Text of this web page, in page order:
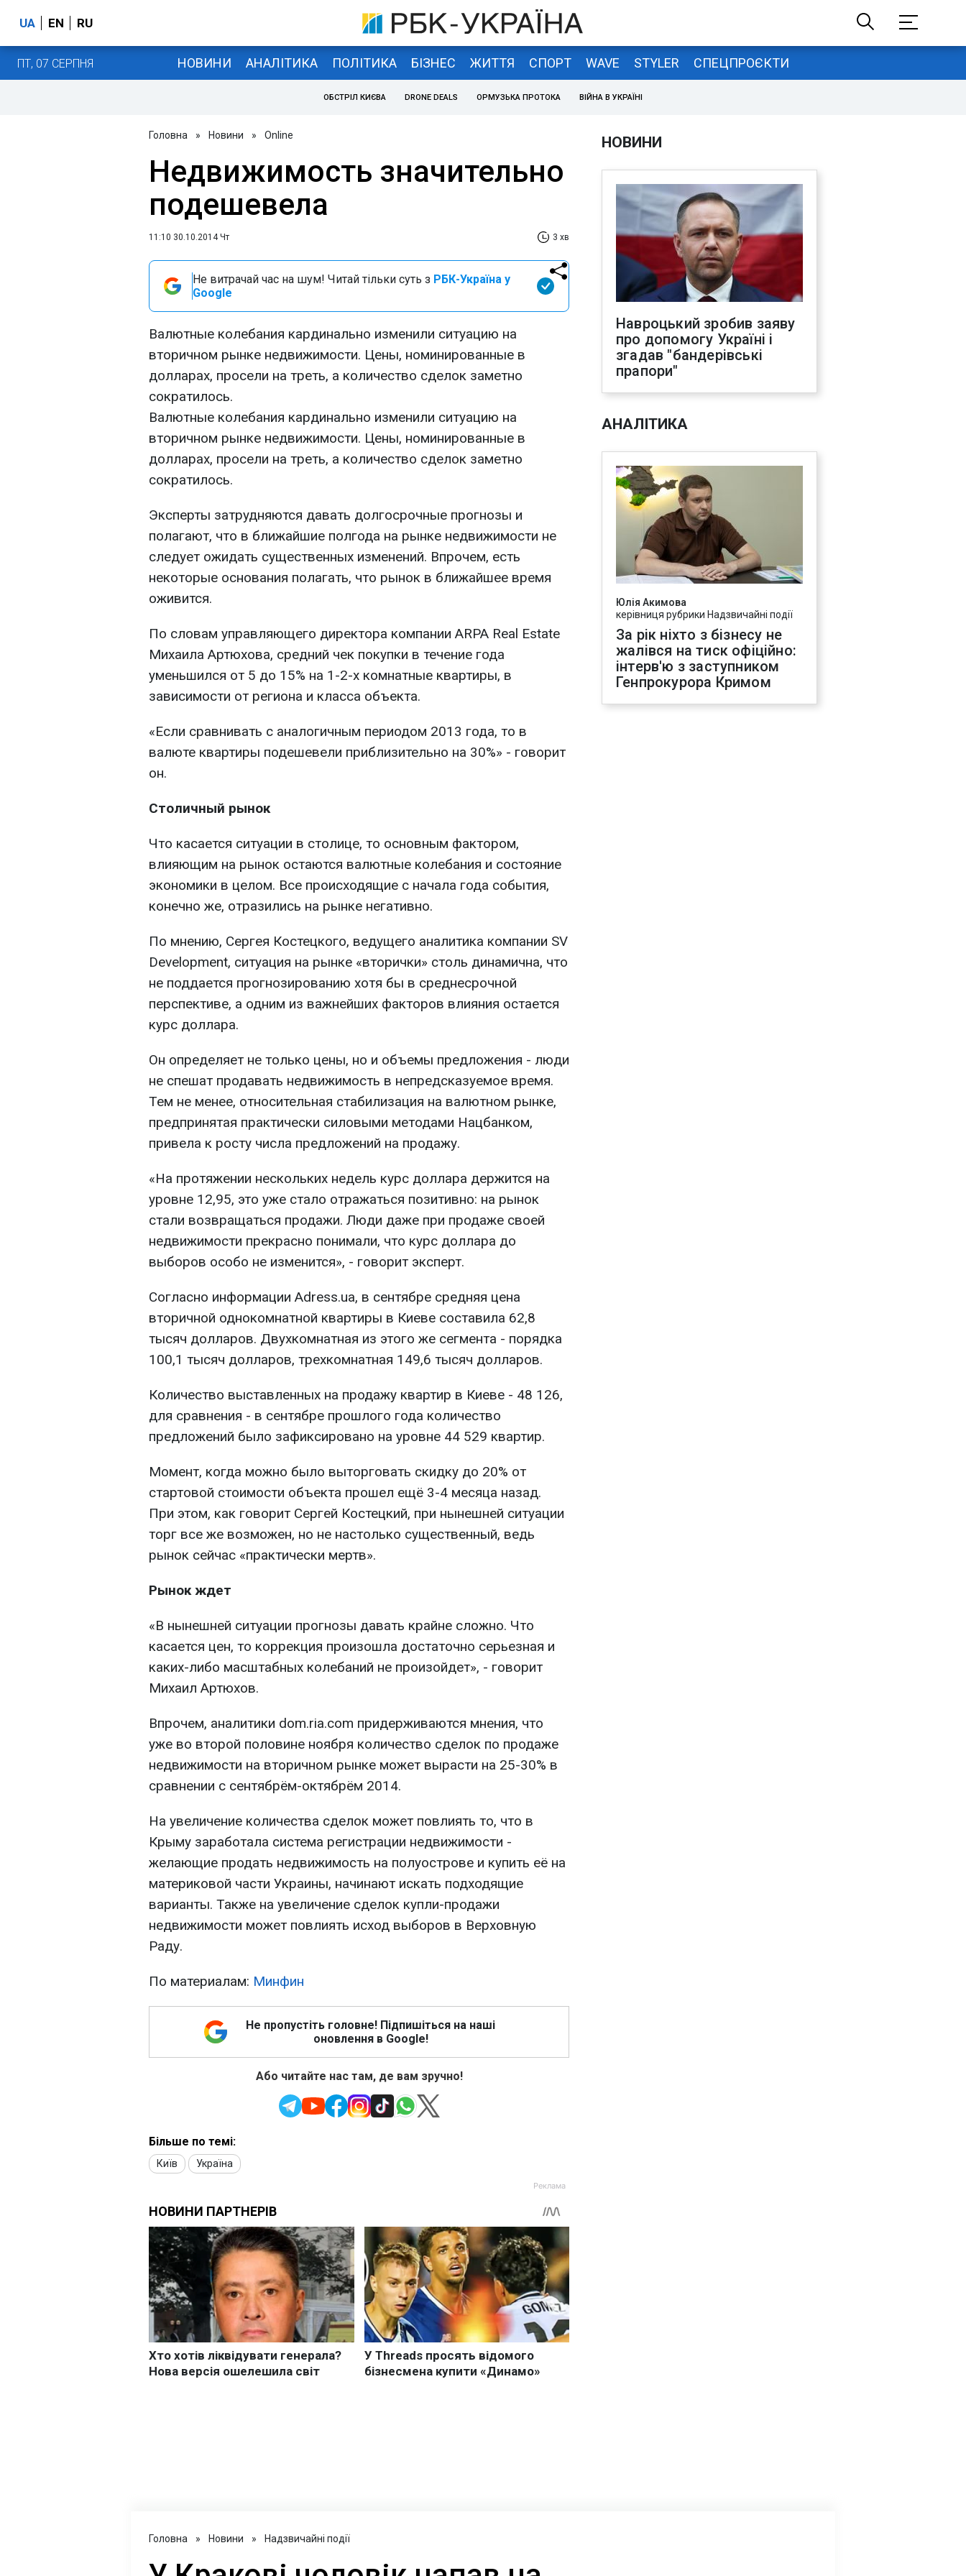
UA EN RU
ПТ, 07 СЕРПНЯ НОВИНИ АНАЛІТИКА ПОЛІТИКА БІЗНЕС ЖИТТЯ СПОРТ WAVE STYLER СПЕЦПРОЄКТИ
ОБСТРІЛ КИЄВА DRONE DEALS ОРМУЗЬКА ПРОТОКА ВІЙНА В УКРАЇНІ
Головна » Новини » Online
Недвижимость значительно
подешевела
11:10 30.10.2014 Чт 3 хв
Не витрачай час на шум! Читай тільки суть з РБК-Україна у
Google
Валютные колебания кардинально изменили ситуацию на
вторичном рынке недвижимости. Цены, номинированные в
долларах, просели на треть, а количество сделок заметно
сократилось.
Валютные колебания кардинально изменили ситуацию на
вторичном рынке недвижимости. Цены, номинированные в
долларах, просели на треть, а количество сделок заметно
сократилось.
Эксперты затрудняются давать долгосрочные прогнозы и
полагают, что в ближайшие полгода на рынке недвижимости не
следует ожидать существенных изменений. Впрочем, есть
некоторые основания полагать, что рынок в ближайшее время
оживится.
По словам управляющего директора компании ARPA Real Estate
Михаила Артюхова, средний чек покупки в течение года
уменьшился от 5 до 15% на 1-2-х комнатные квартиры, в
зависимости от региона и класса объекта.
«Если сравнивать с аналогичным периодом 2013 года, то в
валюте квартиры подешевели приблизительно на 30%» - говорит
он.
Столичный рынок
Что касается ситуации в столице, то основным фактором,
влияющим на рынок остаются валютные колебания и состояние
экономики в целом. Все происходящие с начала года события,
конечно же, отразились на рынке негативно.
По мнению, Сергея Костецкого, ведущего аналитика компании SV
Development, ситуация на рынке «вторички» столь динамична, что
не поддается прогнозированию хотя бы в среднесрочной
перспективе, а одним из важнейших факторов влияния остается
курс доллара.
Он определяет не только цены, но и объемы предложения - люди
не спешат продавать недвижимость в непредсказуемое время.
Тем не менее, относительная стабилизация на валютном рынке,
предпринятая практически силовыми методами Нацбанком,
привела к росту числа предложений на продажу.
«На протяжении нескольких недель курс доллара держится на
уровне 12,95, это уже стало отражаться позитивно: на рынок
стали возвращаться продажи. Люди даже при продаже своей
недвижимости прекрасно понимали, что курс доллара до
выборов особо не изменится», - говорит эксперт.
Согласно информации Adress.ua, в сентябре средняя цена
вторичной однокомнатной квартиры в Киеве составила 62,8
тысяч долларов. Двухкомнатная из этого же сегмента - порядка
100,1 тысяч долларов, трехкомнатная 149,6 тысяч долларов.
Количество выставленных на продажу квартир в Киеве - 48 126,
для сравнения - в сентябре прошлого года количество
предложений было зафиксировано на уровне 44 529 квартир.
Момент, когда можно было выторговать скидку до 20% от
стартовой стоимости объекта прошел ещё 3-4 месяца назад.
При этом, как говорит Сергей Костецкий, при нынешней ситуации
торг все же возможен, но не настолько существенный, ведь
рынок сейчас «практически мертв».
Рынок ждет
«В нынешней ситуации прогнозы давать крайне сложно. Что
касается цен, то коррекция произошла достаточно серьезная и
каких-либо масштабных колебаний не произойдет», - говорит
Михаил Артюхов.
Впрочем, аналитики dom.ria.com придерживаются мнения, что
уже во второй половине ноября количество сделок по продаже
недвижимости на вторичном рынке может вырасти на 25-30% в
сравнении с сентябрём-октябрём 2014.
На увеличение количества сделок может повлиять то, что в
Крыму заработала система регистрации недвижимости -
желающие продать недвижимость на полуострове и купить её на
материковой части Украины, начинают искать подходящие
варианты. Также на увеличение сделок купли-продажи
недвижимости может повлиять исход выборов в Верховную
Раду.
По материалам: Минфин
Не пропустіть головне! Підпишіться на наші
оновлення в Google!
Або читайте нас там, де вам зручно!
Більше по темі:
Київ Україна
НОВИНИ
Навроцький зробив заяву
про допомогу Україні і
згадав "бандерівські
прапори"
АНАЛІТИКА
Юлія Акимова
керівниця рубрики Надзвичайні події
За рік ніхто з бізнесу не
жалівся на тиск офіційно:
інтерв'ю з заступником
Генпрокурора Кримом
Головна » Новини » Надзвичайні події